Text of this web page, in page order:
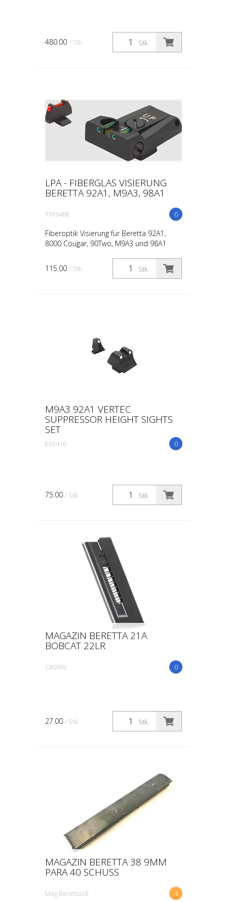
Stk.
480.00 / Stk.
LPA - FIBERGLAS VISIERUNG
BERETTA 92A1, M9A3, 98A1
0
TTF94BE
Fiberoptik Visierung für Beretta 92A1,
8000 Cougar, 90Two, M9A3 und 98A1
Stk.
115.00 / Stk.
M9A3 92A1 VERTEC
SUPPRESSOR HEIGHT SIGHTS
SET
0
E02416
Stk.
75.00 / Stk.
MAGAZIN BERETTA 21A
BOBCAT 22LR
0
C85902
Stk.
27.00 / Stk.
MAGAZIN BERETTA 38 9MM
PARA 40 SCHUSS
4
Mag Beretta38